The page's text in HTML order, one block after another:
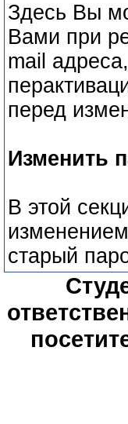
Здесь Вы
Вами при
mail
перед
Изменить
В этой
старый